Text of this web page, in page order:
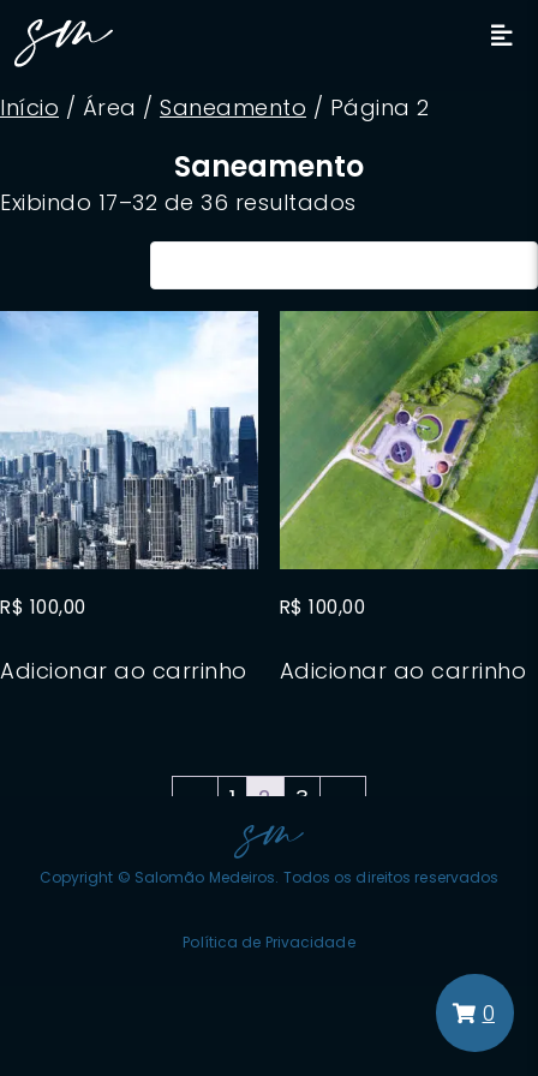
Início / Área / Saneamento / Página 2
Saneamento
Exibindo 17–32 de 36 resultados
R$ 100,00
Adicionar ao carrinho
R$ 100,00
Adicionar ao carrinho
1 2 3
Copyright © Salomão Medeiros. Todos os direitos reservados
Política de Privacidade
0